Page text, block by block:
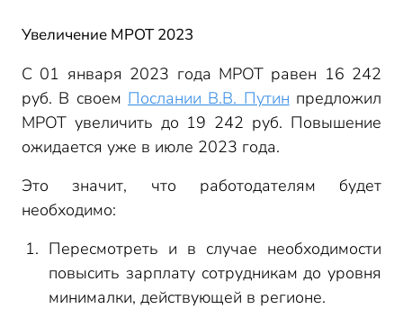
Увеличение МРОТ 2023
С 01 января 2023 года МРОТ равен 16 242
руб. В своем Послании В.В. Путин предложил
МРОТ увеличить до 19 242 руб. Повышение
ожидается уже в июле 2023 года.
Это значит, что работодателям будет
необходимо:
Пересмотреть и в случае необходимости
повысить зарплату сотрудникам до уровня
минималки, действующей в регионе.